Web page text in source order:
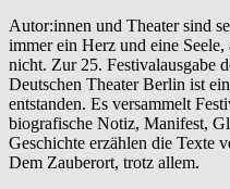
Autor:innen und Theater sind
immer ein Herz und eine
nicht. Zur 25. Festivalausgabe
Deutschen Theater Berlin ist
entstanden. Es versammelt
biografische Notiz, Manifest,
Geschichte erzählen die Texte
Dem Zauberort, trotz allem.